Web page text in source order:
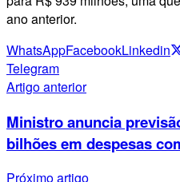
ano anterior.
WhatsAppFacebookLinkedin
Telegram
Artigo anterior
Ministro anuncia
bilhões em despesas
Próximo artigo